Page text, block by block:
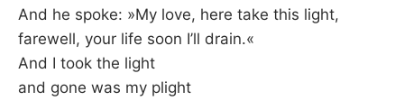
And he spoke: »My love, here take this light,
farewell, your life soon I’ll drain.«
And I took the light
and gone was my plight